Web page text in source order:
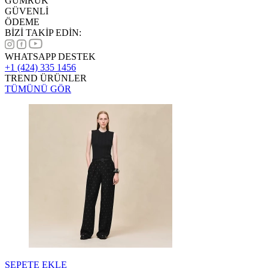
GÜVENLİ
ÖDEME
BİZİ TAKİP EDİN:
WHATSAPP DESTEK
+1 (424) 335 1456
TREND ÜRÜNLER
TÜMÜNÜ GÖR
SEPETE EKLE